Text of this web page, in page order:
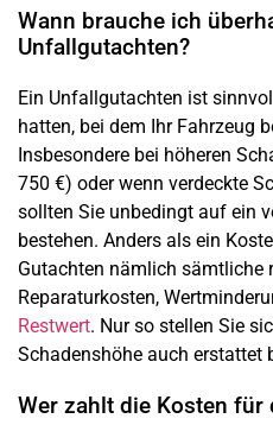
Wann brauche ich
Unfallgutachten?
Ein Unfallgutachten ist
hatten, bei dem Ihr Fahrzeug
Insbesondere bei höheren
750 €) oder wenn verdeckte
sollten Sie unbedingt auf ein
bestehen. Anders als ein
Gutachten nämlich sämtliche
Reparaturkosten,
Restwert. Nur so stellen Sie
Schadenshöhe auch erstattet
Wer zahlt die Kosten für